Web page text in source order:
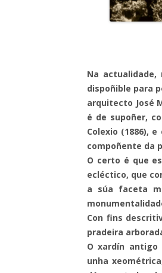
Na actualidade,
dispoñible para
arquitecto José
é de supoñer,
Colexio (1886),
compoñente da
O certo é que
ecléctico, que
a súa faceta
Con fins
pradeira
O xardín antigo
unha